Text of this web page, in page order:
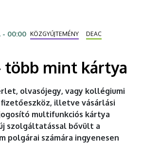
- 00:00 KÖZGYŰJTEMÉNY
DEAC
több mint kártya
olvasójegy, vagy kollégiumi
illetve vásárlási
multifunkciós kártya
szolgáltatással bővült a
polgárai számára ingyenesen